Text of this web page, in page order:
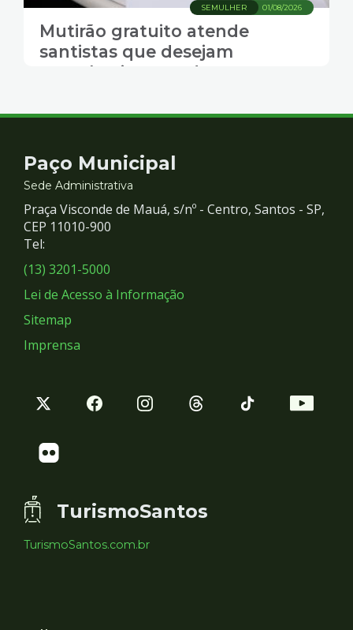
01/08/2026
SEMULHER
Mutirão gratuito atende
santistas que desejam
reconhecimento de
Contato
e
Redes
Sociais
Paço Municipal
Sede Administrativa
Praça Visconde de Mauá, s/nº - Centro, Santos - SP,
CEP 11010-900
Tel:
(13) 3201-5000
Lei de Acesso à Informação
Sitemap
Imprensa
TurismoSantos
TurismoSantos.com.br